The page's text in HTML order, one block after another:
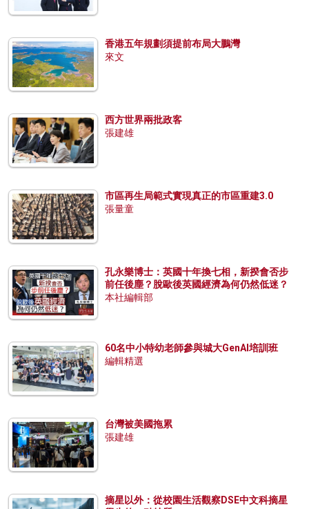
香港五年規劃須提前布局大鵬灣
來文
西方世界兩批政客
張建雄
市區再生局範式實現真正的市區重建3.0
張量童
孔永樂博士：英國十年換七相，新揆會否步
前任後塵？脫歐後英國經濟為何仍然低迷？
本社編輯部
60名中小特幼老師參與城大GenAI培訓班
編輯精選
台灣被美國拖累
張建雄
摘星以外：從校園生活觀察DSE中文科摘星